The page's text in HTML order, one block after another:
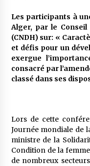
1
Droit de
dédiée
2
En
2
Les participants à
Alger, par le
(CNDH) sur: «
et défis pour un
exergue
consacré par
classé dans ses
Lors de cette
Journée mondiale de
ministre de la
Condition de la
de nombreux